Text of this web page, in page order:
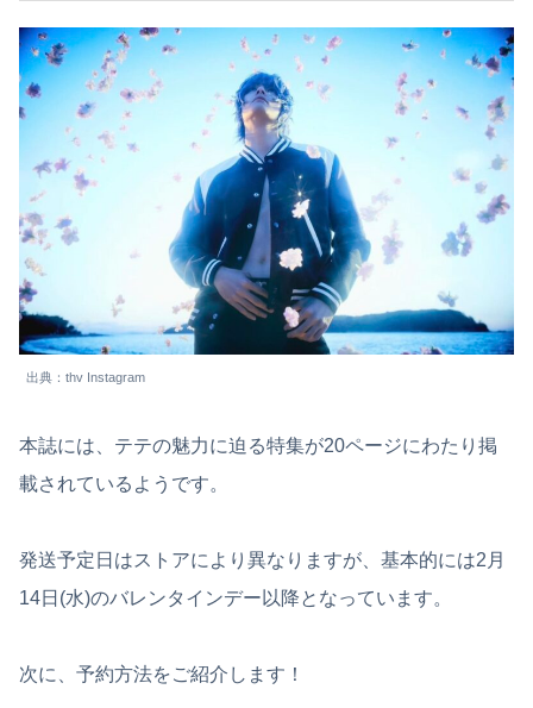
出典：thv Instagram
本誌には、テテの魅力に迫る特集が20ページにわたり掲
載されているようです。
発送予定日はストアにより異なりますが、基本的には2月
14日(水)のバレンタインデー以降となっています。
次に、予約方法をご紹介します！